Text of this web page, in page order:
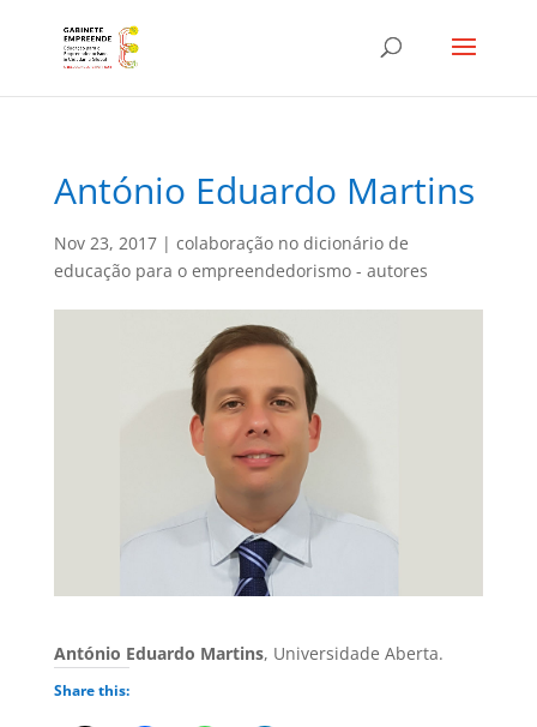
António Eduardo Martins
Nov 23, 2017| colaboração no dicionário de
educação para o empreendedorismo - autores
António Eduardo Martins, Universidade Aberta.
Share this: